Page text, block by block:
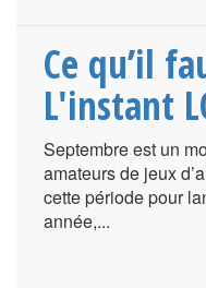
Ce qu’il
L'instant
Septembre est un
amateurs de jeux
cette période pour
année,...